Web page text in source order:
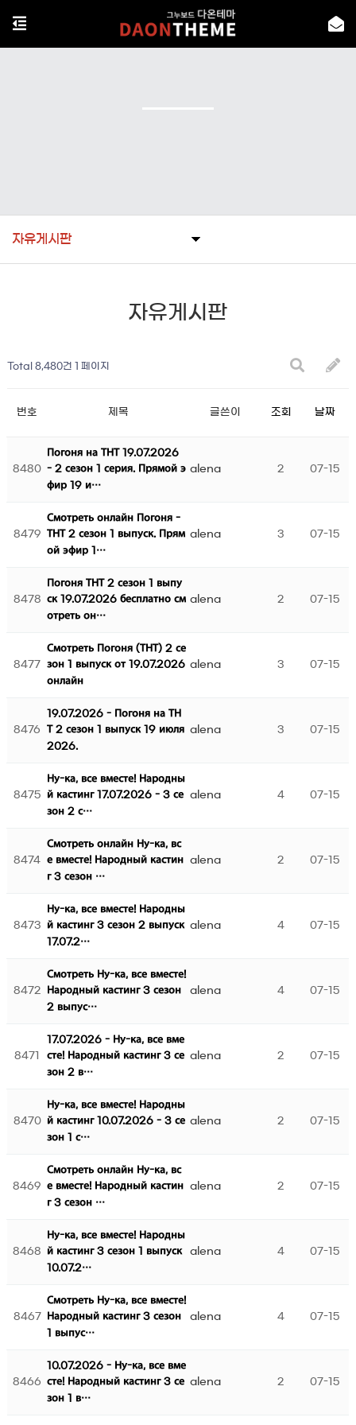
자유게시판
자유게시판
Total 8,480건 1 페이지
번호 제목 글쓴이 조회 날짜
8480
Погоня на ТНТ 19.07.2026
- 2 сезон 1 серия. Прямой э
фир 19 и…
alena 2 07-15
8479
Смотреть онлайн Погоня -
ТНТ 2 сезон 1 выпуск. Прям
ой эфир 1…
alena 3 07-15
8478
Погоня ТНТ 2 сезон 1 выпу
ск 19.07.2026 бесплатно см
отреть он…
alena 2 07-15
8477
Смотреть Погоня (ТНТ) 2 се
зон 1 выпуск от 19.07.2026
онлайн
alena 3 07-15
8476
19.07.2026 - Погоня на ТН
Т 2 сезон 1 выпуск 19 июля
2026.
alena 3 07-15
8475
Ну-ка, все вместе! Народны
й кастинг 17.07.2026 - 3 се
зон 2 с…
alena 4 07-15
8474
Смотреть онлайн Ну-ка, вс
е вместе! Народный кастин
г 3 сезон …
alena 2 07-15
8473
Ну-ка, все вместе! Народны
й кастинг 3 сезон 2 выпуск
17.07.2…
alena 4 07-15
8472
Смотреть Ну-ка, все вместе!
Народный кастинг 3 сезон
2 выпус…
alena 4 07-15
8471
17.07.2026 - Ну-ка, все вме
сте! Народный кастинг 3 се
зон 2 в…
alena 2 07-15
8470
Ну-ка, все вместе! Народны
й кастинг 10.07.2026 - 3 се
зон 1 с…
alena 2 07-15
8469
Смотреть онлайн Ну-ка, вс
е вместе! Народный кастин
г 3 сезон …
alena 2 07-15
8468
Ну-ка, все вместе! Народны
й кастинг 3 сезон 1 выпуск
10.07.2…
alena 4 07-15
8467
Смотреть Ну-ка, все вместе!
Народный кастинг 3 сезон
1 выпус…
alena 4 07-15
8466
10.07.2026 - Ну-ка, все вме
сте! Народный кастинг 3 се
зон 1 в…
alena 2 07-15